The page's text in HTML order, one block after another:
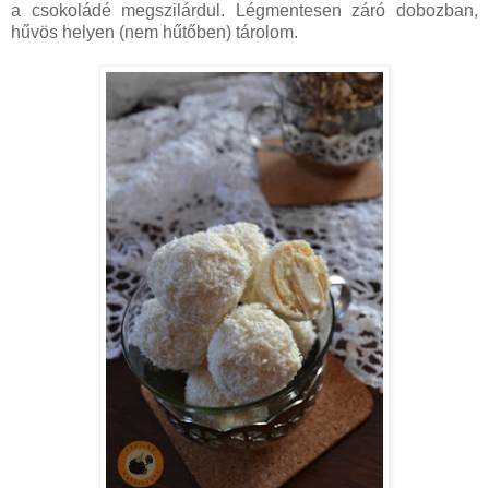
a csokoládé megszilárdul. Légmentesen záró dobozban,
hűvös helyen (nem hűtőben) tárolom.